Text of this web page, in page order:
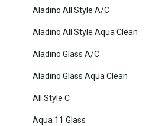
Aladino All Style A/C
Aladino All Style Aqua Clean
Aladino Glass A/C
Aladino Glass Aqua Clean
All Style C
Aqua 11 Glass